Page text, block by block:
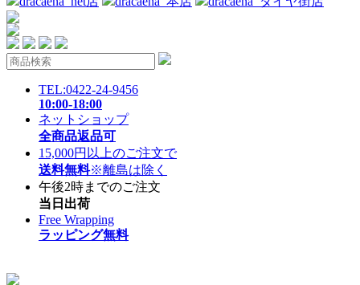
TEL:0422-24-9456
10:00-18:00
ネットショップ
全商品返品可
15,000円以上のご注文で
送料無料※離島は除く
午後2時までのご注文
当日出荷
Free Wrapping
ラッピング無料